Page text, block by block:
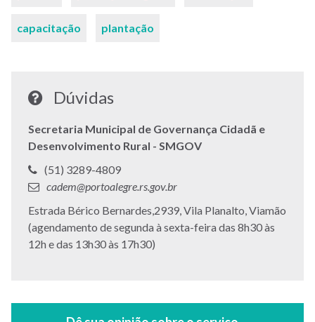
capacitação plantação
Dúvidas
Secretaria Municipal de Governança Cidadã e
Desenvolvimento Rural - SMGOV
Telefone:
(51) 3289-4809
E-
cadem@portoalegre.rs.gov.br
Endereço:
Estrada Bérico Bernardes,2939, Vila Planalto, Viamão
(agendamento de segunda à sexta-feira das 8h30 às
12h e das 13h30 às 17h30)